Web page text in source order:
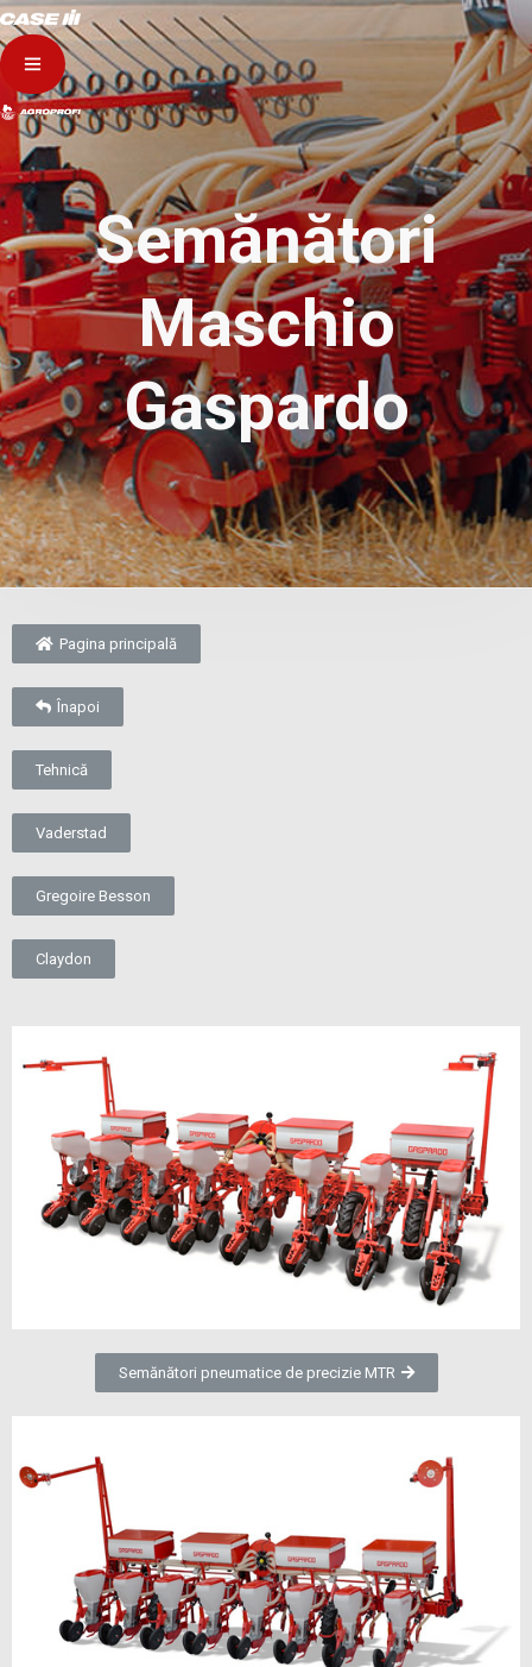
Semănători
Maschio
Gaspardo
Pagina principală
Înapoi
Tehnică
Vaderstad
Gregoire Besson
Claydon
Semănători pneumatice de precizie MTR